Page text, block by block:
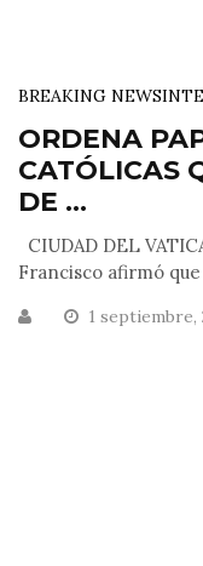
BREAKING NEWS
ORDENA
CATÓLICAS
DE ...
CIUDAD DEL
Francisco afirmó
1 septiembre,